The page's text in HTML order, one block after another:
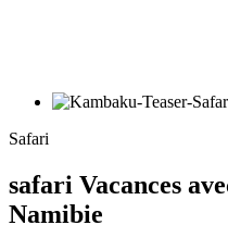
Safari
safari Vacances
Namibie